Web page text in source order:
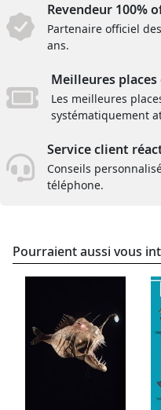
Revendeur 100%
Partenaire officiel
ans.
Meilleures
Les meilleures
systématiquement
Service client
Conseils
téléphone.
Pourraient aussi vous